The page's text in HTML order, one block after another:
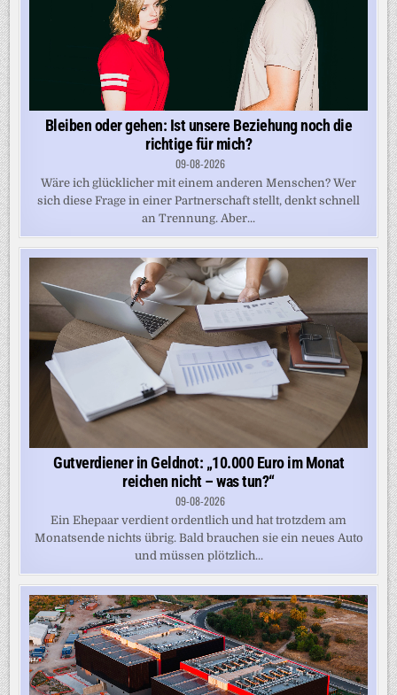
Bleiben oder gehen: Ist unsere Beziehung noch die
richtige für mich?
09-08-2026
Wäre ich glücklicher mit einem anderen Menschen? Wer
sich diese Frage in einer Partnerschaft stellt, denkt schnell
an Trennung. Aber...
Gutverdiener in Geldnot: „10.000 Euro im Monat
reichen nicht – was tun?“
09-08-2026
Ein Ehepaar verdient ordentlich und hat trotzdem am
Monatsende nichts übrig. Bald brauchen sie ein neues Auto
und müssen plötzlich...